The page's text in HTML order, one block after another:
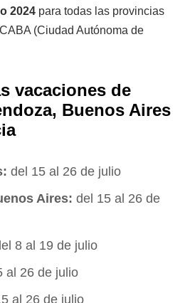
2024 para todas las provincias
(Ciudad Autónoma de
vacaciones de
Buenos Aires
del 15 al 26 de julio
Aires: del 15 al 26 de
8 al 19 de julio
al 26 de julio
al 26 de julio